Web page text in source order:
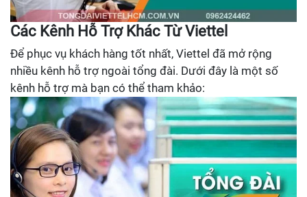
Các Kênh Hỗ Trợ Khác Từ Viettel
Để phục vụ khách hàng tốt nhất, Viettel đã mở rộng
nhiều kênh hỗ trợ ngoài tổng đài. Dưới đây là một số
kênh hỗ trợ mà bạn có thể tham khảo: